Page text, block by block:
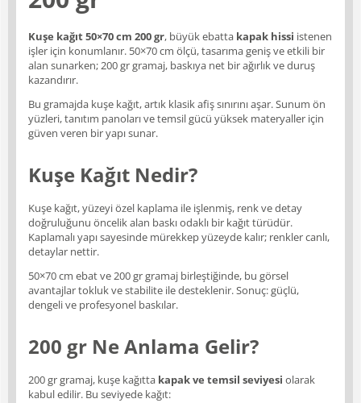
Kuşe kağıt 50×70 cm 200 gr, büyük ebatta kapak hissi istenen
işler için konumlanır. 50×70 cm ölçü, tasarıma geniş ve etkili bir
alan sunarken; 200 gr gramaj, baskıya net bir ağırlık ve duruş
kazandırır.
Bu gramajda kuşe kağıt, artık klasik afiş sınırını aşar. Sunum ön
yüzleri, tanıtım panoları ve temsil gücü yüksek materyaller için
güven veren bir yapı sunar.
Kuşe Kağıt Nedir?
Kuşe kağıt, yüzeyi özel kaplama ile işlenmiş, renk ve detay
doğruluğunu öncelik alan baskı odaklı bir kağıt türüdür.
Kaplamalı yapı sayesinde mürekkep yüzeyde kalır; renkler canlı,
detaylar nettir.
50×70 cm ebat ve 200 gr gramaj birleştiğinde, bu görsel
avantajlar tokluk ve stabilite ile desteklenir. Sonuç: güçlü,
dengeli ve profesyonel baskılar.
200 gr Ne Anlama Gelir?
200 gr gramaj, kuşe kağıtta kapak ve temsil seviyesi olarak
kabul edilir. Bu seviyede kağıt: